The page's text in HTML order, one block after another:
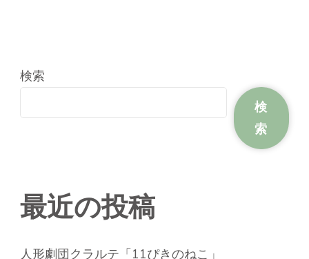
検索
検
索
最近の投稿
人形劇団クラルテ「11ぴきのねこ」